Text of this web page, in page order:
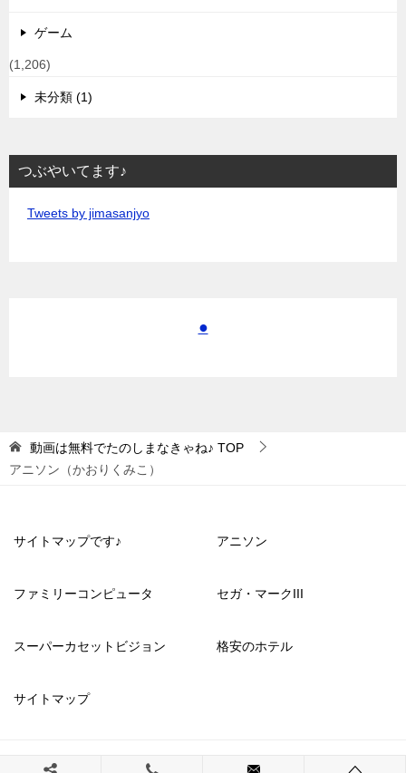
ゲーム
(1,206)
未分類 (1)
つぶやいてます♪
Tweets by jimasanjyo
●
動画は無料でたのしまなきゃね♪ TOP
アニソン（かおりくみこ）
サイトマップです♪ アニソン
ファミリーコンピュータ セガ・マークIII
スーパーカセットビジョン 格安のホテル
サイトマップ
© 2023 動画は無料でたのしまなきゃね♪